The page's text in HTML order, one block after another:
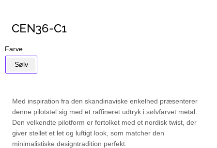
CEN36-C1
Farve
Sølv
Med inspiration fra den skandinaviske enkelhed præsenterer
denne pilotstel sig med et raffineret udtryk i sølvfarvet metal.
Den velkendte pilotform er fortolket med et nordisk twist, der
giver stellet et let og luftigt look, som matcher den
minimalistiske designtradition perfekt.